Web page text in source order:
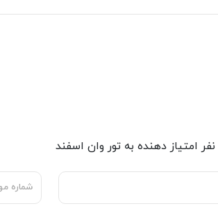
نفر امتیاز دهنده به تور وان اسفند